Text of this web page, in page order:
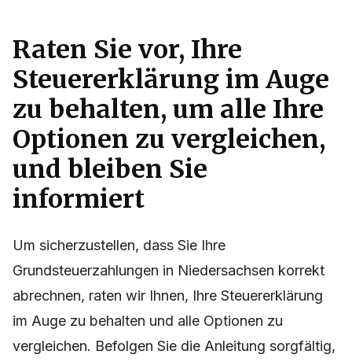
Raten Sie vor, Ihre
Steuererklärung im Auge
zu behalten, um alle Ihre
Optionen zu vergleichen,
und bleiben Sie
informiert
Um sicherzustellen, dass Sie Ihre
Grundsteuerzahlungen in Niedersachsen korrekt
abrechnen, raten wir Ihnen, Ihre Steuererklärung
im Auge zu behalten und alle Optionen zu
vergleichen. Befolgen Sie die Anleitung sorgfältig,